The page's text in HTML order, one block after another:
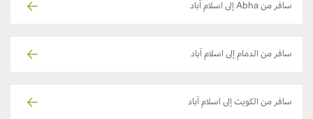
سافر من Abha إلى اسلام آباد
سافر من الدمام إلى اسلام آباد
سافر من الكويت إلى اسلام آباد